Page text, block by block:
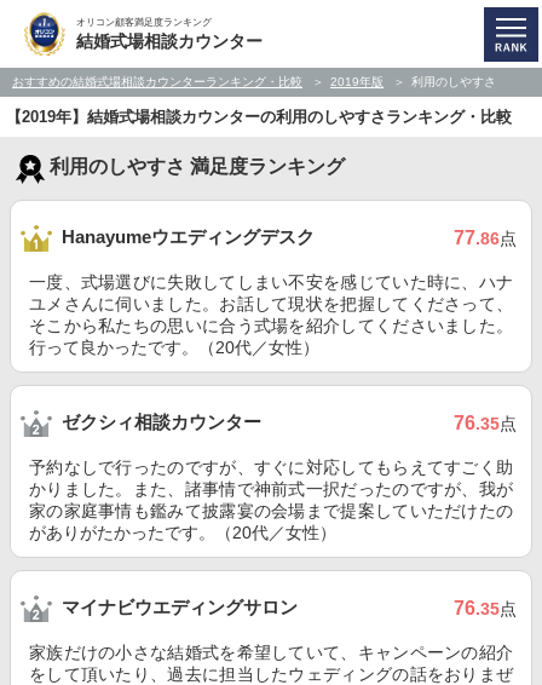
オリコン顧客満足度ランキング
結婚式場相談カウンター
おすすめの結婚式場相談カウンターランキング・比較 2019年版 利用のしやすさ
【2019年】結婚式場相談カウンターの利用のしやすさランキング・比較
利用のしやすさ 満足度ランキング
Hanayumeウエディングデスク 77.86点
一度、式場選びに失敗してしまい不安を感じていた時に、ハナ
ユメさんに伺いました。お話して現状を把握してくださって、
そこから私たちの思いに合う式場を紹介してくださいました。
行って良かったです。（20代／女性）
ゼクシィ相談カウンター 76.35点
予約なしで行ったのですが、すぐに対応してもらえてすごく助
かりました。また、諸事情で神前式一択だったのですが、我が
家の家庭事情も鑑みて披露宴の会場まで提案していただけたの
がありがたかったです。（20代／女性）
マイナビウエディングサロン 76.35点
家族だけの小さな結婚式を希望していて、キャンペーンの紹介
をして頂いたり、過去に担当したウェディングの話をおりまぜ